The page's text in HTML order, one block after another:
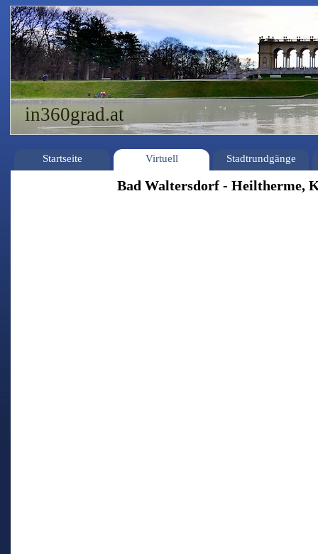
in360grad.at
Startseite Virtuell Stadtrundgänge
Bad Waltersdorf - Heiltherme,